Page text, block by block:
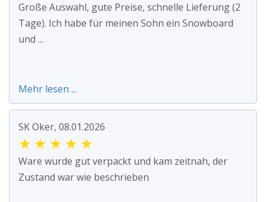
Große Auswahl, gute Preise, schnelle Lieferung (2
Tage). Ich habe für meinen Sohn ein Snowboard
und ...
Mehr lesen ...
SK Oker, 08.01.2026
★ ★ ★ ★ ★
Ware wurde gut verpackt und kam zeitnah, der
Zustand war wie beschrieben